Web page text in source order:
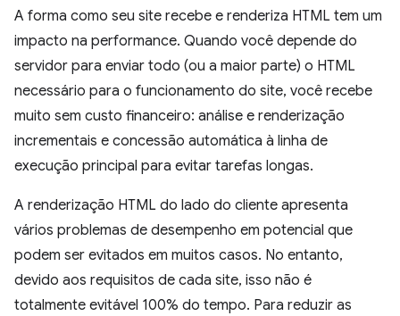
A forma como seu site recebe e renderiza HTML tem um
impacto na performance. Quando você depende do
servidor para enviar todo (ou a maior parte) o HTML
necessário para o funcionamento do site, você recebe
muito sem custo financeiro: análise e renderização
incrementais e concessão automática à linha de
execução principal para evitar tarefas longas.
A renderização HTML do lado do cliente apresenta
vários problemas de desempenho em potencial que
podem ser evitados em muitos casos. No entanto,
devido aos requisitos de cada site, isso não é
totalmente evitável 100% do tempo. Para reduzir as